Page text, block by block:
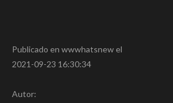
Publicado en wwwhatsnew el
2021-09-23 16:30:34
Autor: